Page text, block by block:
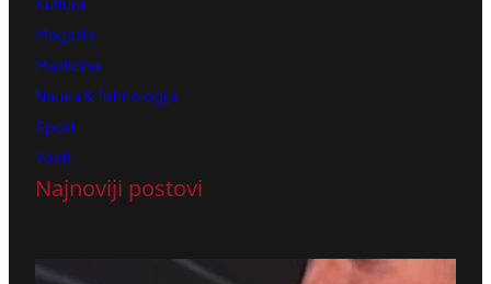
Magazin
Medicina
Nauka & Tehnologija
Sport
Vesti
Najnoviji postovi